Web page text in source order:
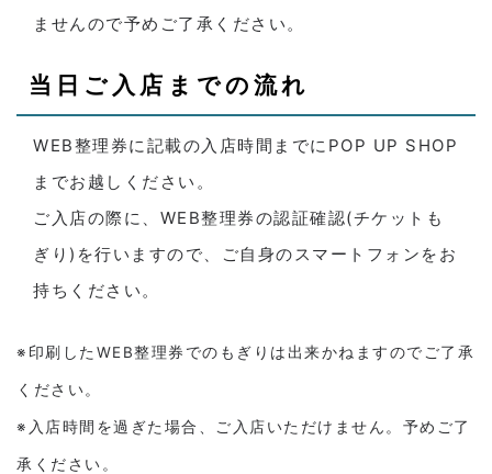
ませんので予めご了承ください。
当日ご入店までの流れ
WEB整理券に記載の入店時間までにPOP UP SHOP
までお越しください。
ご入店の際に、WEB整理券の認証確認(チケットも
ぎり)を行いますので、ご自身のスマートフォンをお
持ちください。
※印刷したWEB整理券でのもぎりは出来かねますのでご了承
ください。
※入店時間を過ぎた場合、ご入店いただけません。予めご了
承ください。